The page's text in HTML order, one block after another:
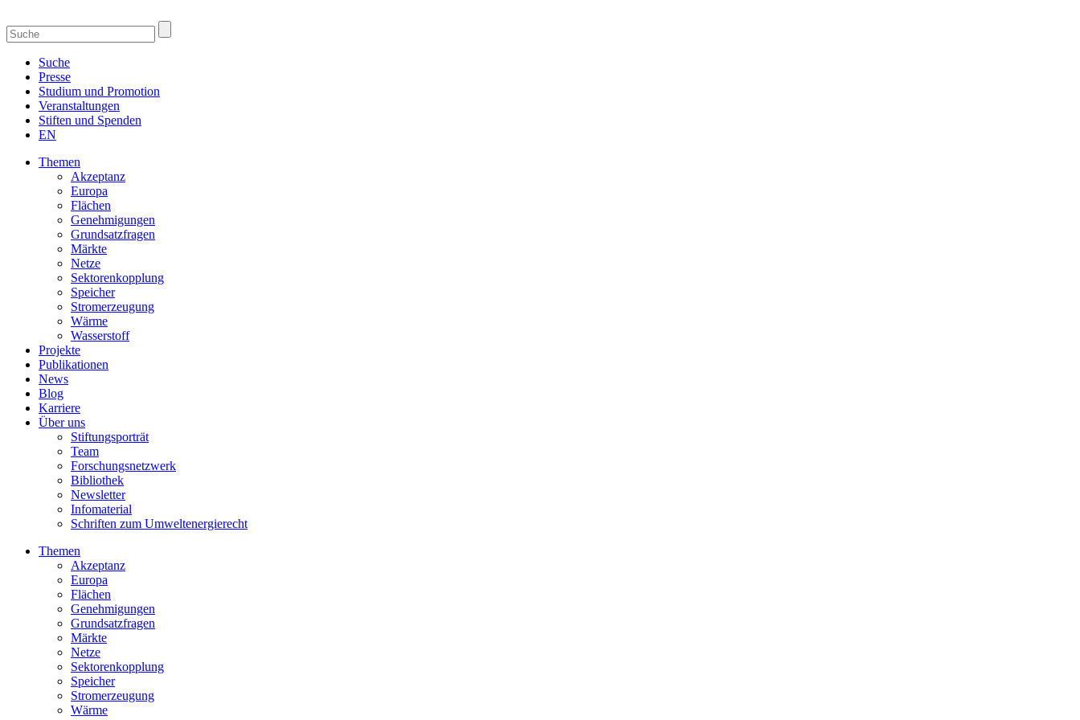
Suche
Presse
Studium und Promotion
Veranstaltungen
Stiften und Spenden
EN
Themen
Akzeptanz
Europa
Flächen
Genehmigungen
Grundsatzfragen
Märkte
Netze
Sektorenkopplung
Speicher
Stromerzeugung
Wärme
Wasserstoff
Projekte
Publikationen
News
Blog
Karriere
Über uns
Stiftungsporträt
Team
Forschungsnetzwerk
Bibliothek
Newsletter
Infomaterial
Schriften zum Umweltenergierecht
Themen
Akzeptanz
Europa
Flächen
Genehmigungen
Grundsatzfragen
Märkte
Netze
Sektorenkopplung
Speicher
Stromerzeugung
Wärme